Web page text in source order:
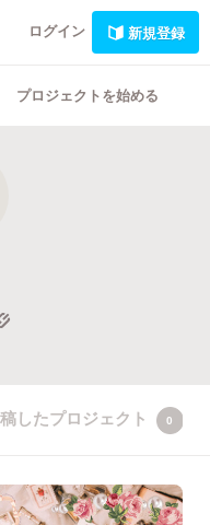
ログイン 新規登録
プロジェクトを始める
したプロジェクト 0